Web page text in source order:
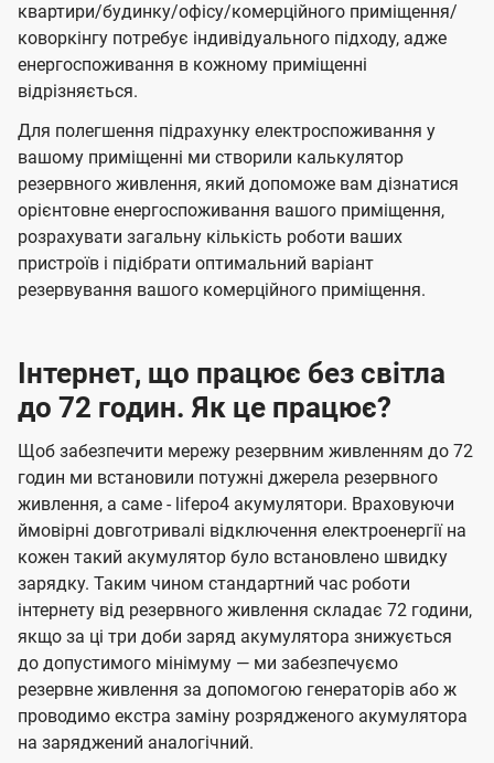
квартири/будинку/офісу/комерційного приміщення/
коворкінгу потребує індивідуального підходу, адже
енергоспоживання в кожному приміщенні
відрізняється.
Для полегшення підрахунку електроспоживання у
вашому приміщенні ми створили калькулятор
резервного живлення, який допоможе вам дізнатися
орієнтовне енергоспоживання вашого приміщення,
розрахувати загальну кількість роботи ваших
пристроїв і підібрати оптимальний варіант
резервування вашого комерційного приміщення.
Інтернет, що працює без світла
до 72 годин. Як це працює?
Щоб забезпечити мережу резервним живленням до 72
годин ми встановили потужні джерела резервного
живлення, а саме - lifepo4 акумулятори. Враховуючи
ймовірні довготривалі відключення електроенергії на
кожен такий акумулятор було встановлено швидку
зарядку. Таким чином стандартний час роботи
інтернету від резервного живлення складає 72 години,
якщо за ці три доби заряд акумулятора знижується
до допустимого мінімуму — ми забезпечуємо
резервне живлення за допомогою генераторів або ж
проводимо екстра заміну розрядженого акумулятора
на заряджений аналогічний.